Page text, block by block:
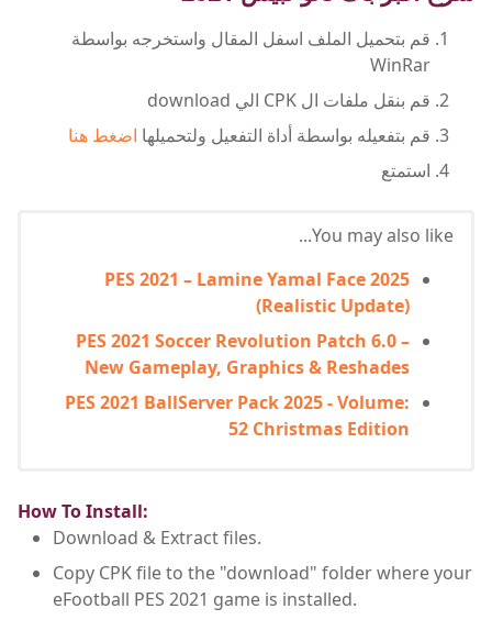
قم بتحميل الملف اسفل المقال واستخرجه بواسطة
WinRar
قم بنقل ملفات ال CPK الي download
قم بتفعيله بواسطة أداة التفعيل ولتحميلها اضغط هنا
استمتع
You may also like...
PES 2021 – Lamine Yamal Face 2025
(Realistic Update)
PES 2021 Soccer Revolution Patch 6.0 –
New Gameplay, Graphics & Reshades
PES 2021 BallServer Pack 2025 - Volume:
52 Christmas Edition
How To Install:
Download & Extract files.
Copy CPK file to the "download" folder where your
eFootball PES 2021 game is installed.